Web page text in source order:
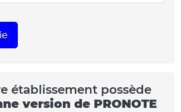
établissement possède
version de PRONOTE